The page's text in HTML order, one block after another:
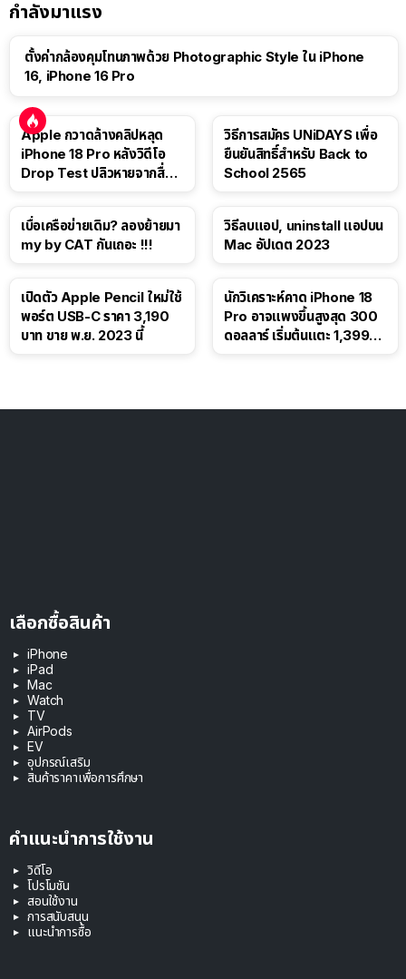
กำลังมาแรง
ตั้งค่ากล้องคุมโทนภาพด้วย Photographic Style ใน iPhone
16, iPhone 16 Pro
Apple กวาดล้างคลิปหลุด
iPhone 18 Pro หลังวิดีโอ
Drop Test ปลิวหายจากสื่อ
วิธีการสมัคร UNiDAYS เพื่อ
ยืนยันสิทธิ์สำหรับ Back to
School 2565
เบื่อเครือข่ายเดิม? ลองย้ายมา
my by CAT กันเถอะ !!!
วิธีลบแอป, uninstall แอปบน
Mac อัปเดต 2023
เปิดตัว Apple Pencil ใหม่ใช้
พอร์ต USB-C ราคา 3,190
บาท ขาย พ.ย. 2023 นี้
นักวิเคราะห์คาด iPhone 18
Pro อาจแพงขึ้นสูงสุด 300
ดอลลาร์ เริ่มต้นแตะ 1,399
เลือกซื้อสินค้า
iPhone
iPad
Mac
Watch
TV
AirPods
EV
อุปกรณ์เสริม
สินค้าราคาเพื่อการศึกษา
คำแนะนำการใช้งาน
วิดีโอ
โปรโมชัน
สอนใช้งาน
การสนับสนุน
แนะนำการซื้อ